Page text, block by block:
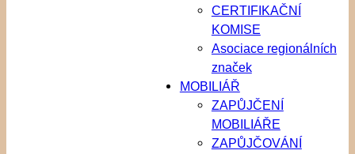
CERTIFIKAČNÍ
KOMISE
Asociace regionálních
značek
MOBILIÁŘ
ZAPŮJČENÍ
MOBILIÁŘE
ZAPŮJČOVÁNÍ